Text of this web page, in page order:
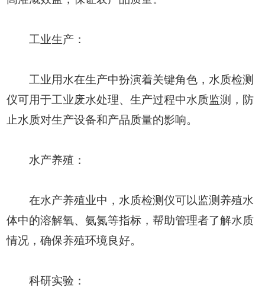
工业生产：
工业用水在生产中扮演着关键角色，水质检测
仪可用于工业废水处理、生产过程中水质监测，防
止水质对生产设备和产品质量的影响。
水产养殖：
在水产养殖业中，水质检测仪可以监测养殖水
体中的溶解氧、氨氮等指标，帮助管理者了解水质
情况，确保养殖环境良好。
科研实验：